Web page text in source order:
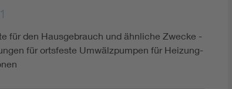
für den Hausgebrauch und ähnliche Zwecke -
für ortsfeste Umwälzpumpen für Heizung-